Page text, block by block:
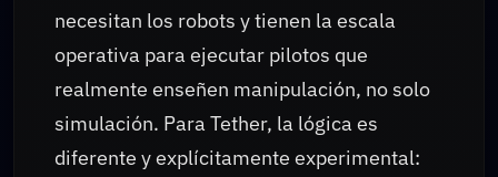
necesitan los robots y tienen la escala
operativa para ejecutar pilotos que
realmente enseñen manipulación, no solo
simulación. Para Tether, la lógica es
diferente y explícitamente experimental: